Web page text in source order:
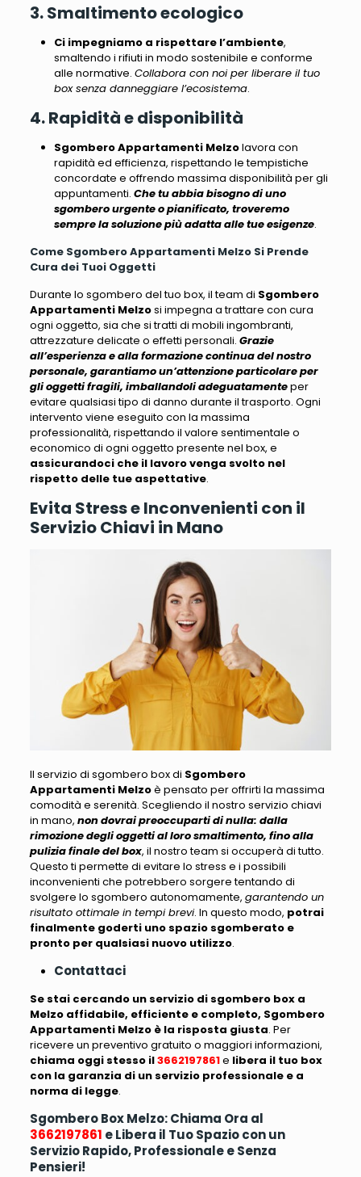
3. Smaltimento ecologico
Ci impegniamo a rispettare l’ambiente,
smaltendo i rifiuti in modo sostenibile e conforme
alle normative. Collabora con noi per liberare il tuo
box senza danneggiare l’ecosistema.
4. Rapidità e disponibilità
Sgombero Appartamenti Melzolavora con
rapidità ed efficienza, rispettando le tempistiche
concordate e offrendo massima disponibilità per gli
appuntamenti. Che tu abbia bisogno di uno
sgombero urgente o pianificato, troveremo
sempre la soluzione più adatta alle tue esigenze.
Come Sgombero Appartamenti Melzo Si Prende
Cura dei Tuoi Oggetti
Durante lo sgombero del tuo box, il team di Sgombero
Appartamenti Melzosi impegna a trattare con cura
ogni oggetto, sia che si tratti di mobili ingombranti,
attrezzature delicate o effetti personali. Grazie
all’esperienza e alla formazione continua del nostro
personale, garantiamo un’attenzione particolare per
gli oggetti fragili, imballandoli adeguatamenteper
evitare qualsiasi tipo di danno durante il trasporto. Ogni
intervento viene eseguito con la massima
professionalità, rispettando il valore sentimentale o
economico di ogni oggetto presente nel box, e
assicurandoci che il lavoro venga svolto nel
rispetto delle tue aspettative.
Evita Stress e Inconvenienti con il
Servizio Chiavi in Mano
Il servizio di sgombero box di Sgombero
Appartamenti Melzoè pensato per offrirti la massima
comodità e serenità. Scegliendo il nostro servizio chiavi
in mano, non dovrai preoccuparti di nulla: dalla
rimozione degli oggetti al loro smaltimento, fino alla
pulizia finale del box, il nostro team si occuperà di tutto.
Questo ti permette di evitare lo stress e i possibili
inconvenienti che potrebbero sorgere tentando di
svolgere lo sgombero autonomamente, garantendo un
risultato ottimale in tempi brevi. In questo modo, potrai
finalmente goderti uno spazio sgomberato e
pronto per qualsiasi nuovo utilizzo.
Contattaci
Se stai cercando un servizio di sgombero box a
Melzo affidabile, efficiente e completo, Sgombero
Appartamenti Melzo è la risposta giusta. Per
ricevere un preventivo gratuito o maggiori informazioni,
chiama oggi stesso il3662197861e libera il tuo box
con la garanzia di un servizio professionale e a
norma di legge.
Sgombero Box Melzo: Chiama Ora al
3662197861 e Libera il Tuo Spazio con un
Servizio Rapido, Professionale e Senza
Pensieri!